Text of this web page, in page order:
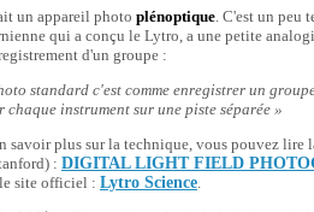
un appareil photo plénoptique. C'est un peu
qui a conçu le Lytro, a une petite
d'un groupe :
standard c'est comme enregistrer un
instrument sur une piste séparée »
savoir plus sur la technique, vous pouvez lire
: DIGITAL LIGHT FIELD
site officiel : Lytro Science.